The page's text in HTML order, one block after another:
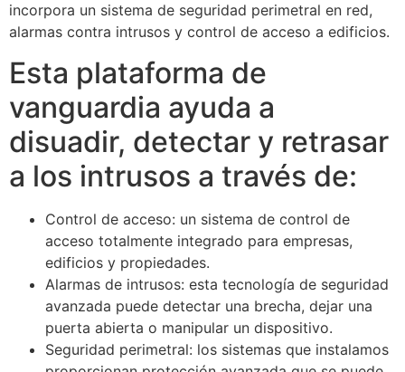
incorpora un sistema de seguridad perimetral en red,
alarmas contra intrusos y control de acceso a edificios.
Esta plataforma de
vanguardia ayuda a
disuadir, detectar y retrasar
a los intrusos a través de:
Control de acceso: un sistema de control de
acceso totalmente integrado para empresas,
edificios y propiedades.
Alarmas de intrusos: esta tecnología de seguridad
avanzada puede detectar una brecha, dejar una
puerta abierta o manipular un dispositivo.
Seguridad perimetral: los sistemas que instalamos